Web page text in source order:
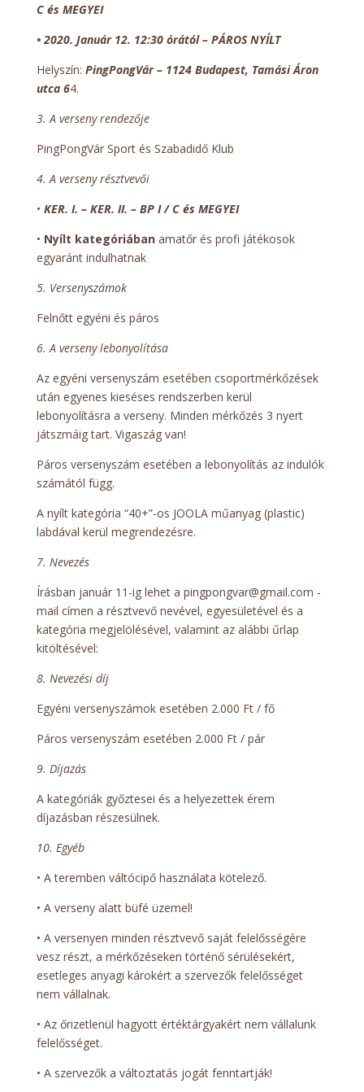
C és MEGYEI
• 2020. Január 12. 12:30 órától – PÁROS NYÍLT
Helyszín: PingPongVár – 1124 Budapest, Tamási Áron
utca 64.
3. A verseny rendezője
PingPongVár Sport és Szabadidő Klub
4. A verseny résztvevői
• KER. I. – KER. II. – BP I / C és MEGYEI
• Nyílt kategóriábanamatőr és profi játékosok
egyaránt indulhatnak
5. Versenyszámok
Felnőtt egyéni és páros
6. A verseny lebonyolítása
Az egyéni versenyszám esetében csoportmérkőzések
után egyenes kieséses rendszerben kerül
lebonyolításra a verseny. Minden mérkőzés 3 nyert
játszmáig tart. Vigaszág van!
Páros versenyszám esetében a lebonyolítás az indulók
számától függ.
A nyílt kategória “40+”-os JOOLA műanyag (plastic)
labdával kerül megrendezésre.
7. Nevezés
Írásban január 11-ig lehet a pingpongvar@gmail.com -
mail címen a résztvevő nevével, egyesületével és a
kategória megjelölésével, valamint az alábbi űrlap
kitöltésével:
8. Nevezési díj
Egyéni versenyszámok esetében 2.000 Ft / fő
Páros versenyszám esetében 2.000 Ft / pár
9. Díjazás
A kategóriák győztesei és a helyezettek érem
díjazásban részesülnek.
10. Egyéb
• A teremben váltócipő használata kötelező.
• A verseny alatt büfé üzemel!
• A versenyen minden résztvevő saját felelősségére
vesz részt, a mérkőzéseken történő sérülésekért,
esetleges anyagi károkért a szervezők felelősséget
nem vállalnak.
• Az őrizetlenül hagyott értéktárgyakért nem vállalunk
felelősséget.
• A szervezők a változtatás jogát fenntartják!